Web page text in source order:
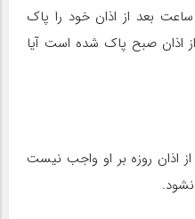
بعد از اذان خود را پاک
اذان صبح پاک شده است آیا
اذان روزه بر او واجب نیست